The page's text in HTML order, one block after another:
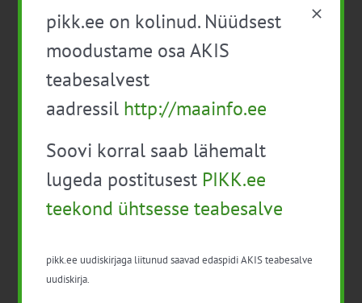
ettevalmistus tõulooma turustamiseks
Tasuta
10:00- 14:00
-
Agroturismi infopäev Tasuta
N 09:30-17:00
pikk.ee on kolinud. Nüüdsest
moodustame osa AKIS
teabesalvest
aadressil http://maainfo.ee
Soovi korral saab lähemalt
lugeda postitusest PIKK.ee
teekond ühtsesse teabesalve
pikk.ee uudiskirjaga liitunud saavad edaspidi AKIS teabesalve
uudiskirja.